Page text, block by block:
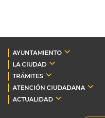
AYUNTAMIENTO
LA CIUDAD
TRÁMITES
ATENCIÓN CIUDADANA
ACTUALIDAD